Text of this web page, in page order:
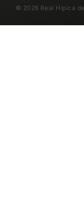
© 2026 Real Hípica